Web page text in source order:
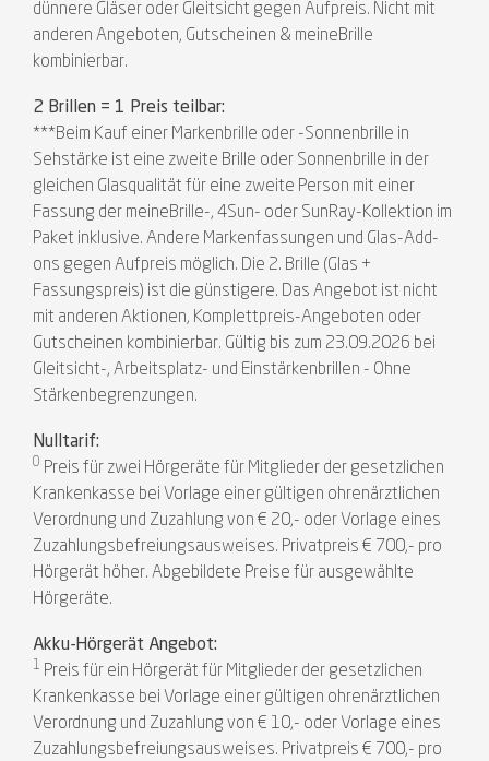
dünnere Gläser oder Gleitsicht gegen Aufpreis. Nicht mit
anderen Angeboten, Gutscheinen & meineBrille
kombinierbar.
2 Brillen = 1 Preis teilbar:
***Beim Kauf einer Markenbrille oder -Sonnenbrille in
Sehstärke ist eine zweite Brille oder Sonnenbrille in der
gleichen Glasqualität für eine zweite Person mit einer
Fassung der meineBrille-, 4Sun- oder SunRay-Kollektion im
Paket inklusive. Andere Markenfassungen und Glas-Add-
ons gegen Aufpreis möglich. Die 2. Brille (Glas +
Fassungspreis) ist die günstigere. Das Angebot ist nicht
mit anderen Aktionen, Komplettpreis-Angeboten oder
Gutscheinen kombinierbar. Gültig bis zum 23.09.2026 bei
Gleitsicht-, Arbeitsplatz- und Einstärkenbrillen - Ohne
Stärkenbegrenzungen.
Nulltarif:
0 Preis für zwei Hörgeräte für Mitglieder der gesetzlichen
Krankenkasse bei Vorlage einer gültigen ohrenärztlichen
Verordnung und Zuzahlung von € 20,- oder Vorlage eines
Zuzahlungsbefreiungsausweises. Privatpreis € 700,- pro
Hörgerät höher. Abgebildete Preise für ausgewählte
Hörgeräte.
Akku-Hörgerät Angebot:
1 Preis für ein Hörgerät für Mitglieder der gesetzlichen
Krankenkasse bei Vorlage einer gültigen ohrenärztlichen
Verordnung und Zuzahlung von € 10,- oder Vorlage eines
Zuzahlungsbefreiungsausweises. Privatpreis € 700,- pro